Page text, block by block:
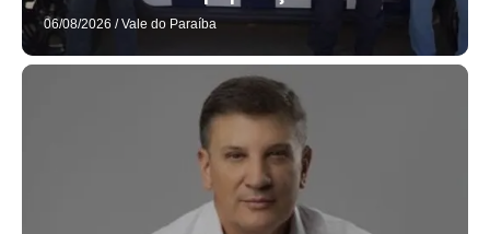
06/08/2026 / Vale do Paraíba